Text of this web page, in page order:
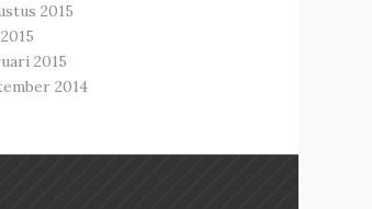
2015
2015
2014